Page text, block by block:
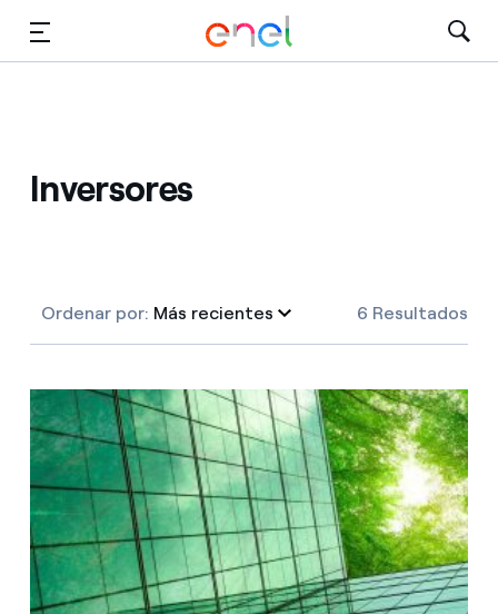
Inversores
Ordenar por: Más recientes
Más recientes
6 Resultados